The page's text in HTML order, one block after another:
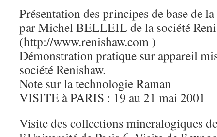
Présentation des principes de base de
par Michel BELLEIL de la société
(http://www.renishaw.com )
Démonstration pratique sur appareil
société Renishaw.
Note sur la technologie Raman
VISITE à PARIS : 19 au 21 mai 2001
Visite des collections mineralogiques